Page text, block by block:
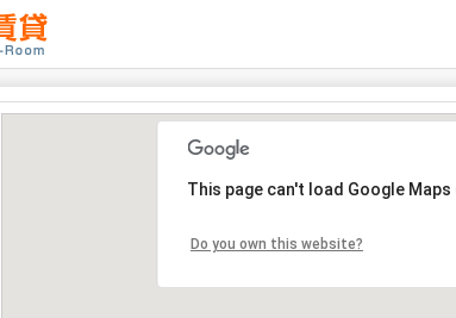
This page can't load Google
Do you own this website?